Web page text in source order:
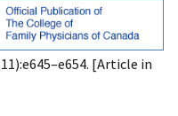
[Article in